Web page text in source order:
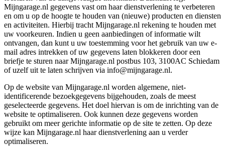
Mijngarage.nl gegevens vast om haar dienstverlening te verbeteren
en om u op de hoogte te houden van (nieuwe) producten en diensten
en activiteiten. Hierbij tracht Mijngarage.nl rekening te houden met
uw voorkeuren. Indien u geen aanbiedingen of informatie wilt
ontvangen, dan kunt u uw toestemming voor het gebruik van uw e-
mail adres intrekken of uw gegevens laten blokkeren door een
briefje te sturen naar Mijngarage.nl postbus 103, 3100AC Schiedam
of uzelf uit te laten schrijven via info@mijngarage.nl.
Op de website van Mijngarage.nl worden algemene, niet-
identificerende bezoekgegevens bijgehouden, zoals de meest
geselecteerde gegevens. Het doel hiervan is om de inrichting van de
website te optimaliseren. Ook kunnen deze gegevens worden
gebruikt om meer gerichte informatie op de site te zetten. Op deze
wijze kan Mijngarage.nl haar dienstverlening aan u verder
optimaliseren.